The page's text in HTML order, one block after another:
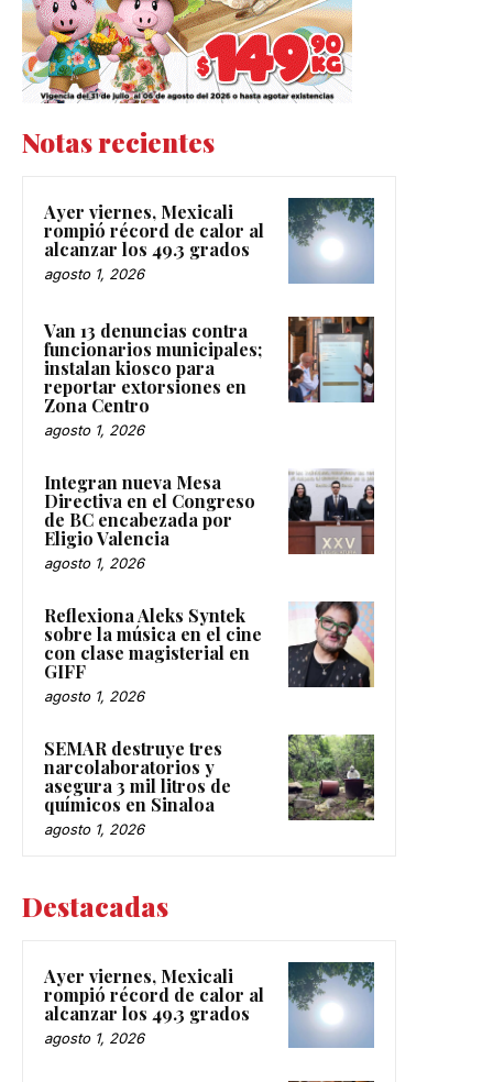
Notas recientes
Ayer viernes, Mexicali
rompió récord de calor al
alcanzar los 49.3 grados
agosto 1, 2026
Van 13 denuncias contra
funcionarios municipales;
instalan kiosco para
reportar extorsiones en
Zona Centro
agosto 1, 2026
Integran nueva Mesa
Directiva en el Congreso
de BC encabezada por
Eligio Valencia
agosto 1, 2026
Reflexiona Aleks Syntek
sobre la música en el cine
con clase magisterial en
GIFF
agosto 1, 2026
SEMAR destruye tres
narcolaboratorios y
asegura 3 mil litros de
químicos en Sinaloa
agosto 1, 2026
Destacadas
Ayer viernes, Mexicali
rompió récord de calor al
alcanzar los 49.3 grados
agosto 1, 2026